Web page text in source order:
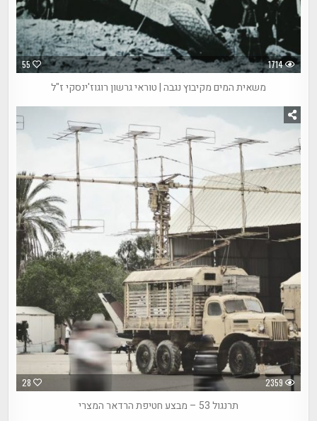
55 1714
משאית המים מקיבוץ נגבה | טוראי גרשון רוגוז'ינסקי ז"ל
28 2359
תרנגול 53 – מבצע חטיפת הרדאר המצרי